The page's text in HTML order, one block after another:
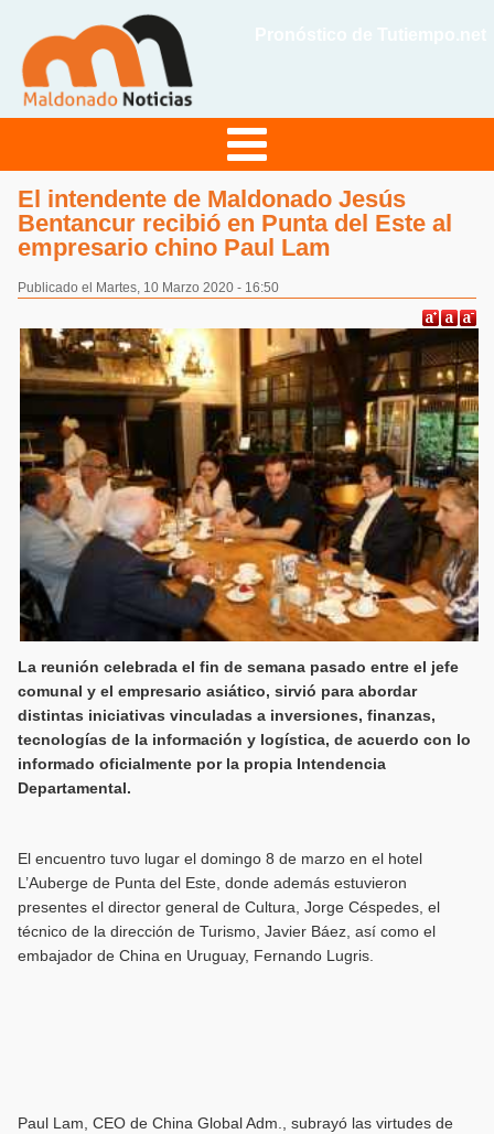
El intendente de Maldonado Jesús
Bentancur recibió en Punta del Este al
empresario chino Paul Lam
Publicado el Martes, 10 Marzo 2020 - 16:50
La reunión celebrada el fin de semana pasado entre el jefe
comunal y el empresario asiático, sirvió para abordar
distintas iniciativas vinculadas a inversiones, finanzas,
tecnologías de la información y logística, de acuerdo con lo
informado oficialmente por la propia Intendencia
Departamental.
El encuentro tuvo lugar el domingo 8 de marzo en el hotel
L’Auberge de Punta del Este, donde además estuvieron
presentes el director general de Cultura, Jorge Céspedes, el
técnico de la dirección de Turismo, Javier Báez, así como el
embajador de China en Uruguay, Fernando Lugris.
Paul Lam, CEO de China Global Adm., subrayó las virtudes de